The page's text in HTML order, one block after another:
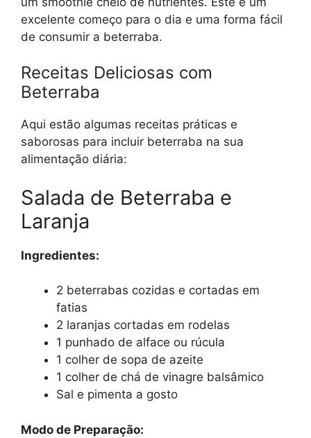
excelente começo para o dia e uma forma fácil
de consumir a beterraba.
Receitas Deliciosas com
Beterraba
Aqui estão algumas receitas práticas e
saborosas para incluir beterraba na sua
alimentação diária:
Salada de Beterraba e
Laranja
Ingredientes:
2 beterrabas cozidas e cortadas em
fatias
2 laranjas cortadas em rodelas
1 punhado de alface ou rúcula
1 colher de sopa de azeite
1 colher de chá de vinagre balsâmico
Sal e pimenta a gosto
Modo de Preparação: